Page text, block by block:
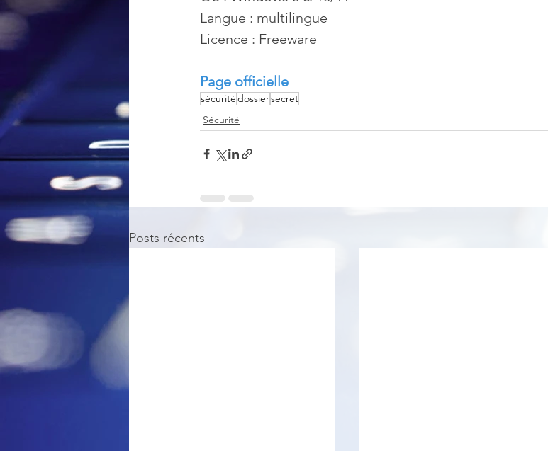
Langue : multilingue
Licence : Freeware
Page officielle
sécuritédossiersecret
Sécurité
Posts récents